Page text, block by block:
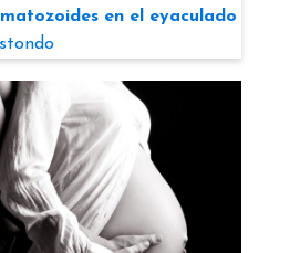
en el eyaculado